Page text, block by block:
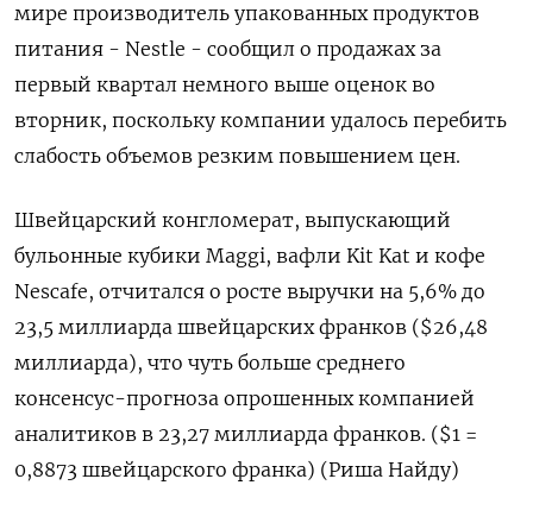
мире производитель упакованных продуктов
питания - Nestle - сообщил о продажах за
первый квартал немного выше оценок во
вторник, поскольку компании удалось перебить
слабость объемов резким повышением цен.
Швейцарский конгломерат, выпускающий
бульонные кубики Maggi, вафли Kit Kat и кофе
Nescafe, отчитался о росте выручки на 5,6% до
23,5 миллиарда швейцарских франков ($26,48
миллиарда), что чуть больше среднего
консенсус-прогноза опрошенных компанией
аналитиков в 23,27 миллиарда франков. ($1 =
0,8873 швейцарского франка) (Риша Найду)